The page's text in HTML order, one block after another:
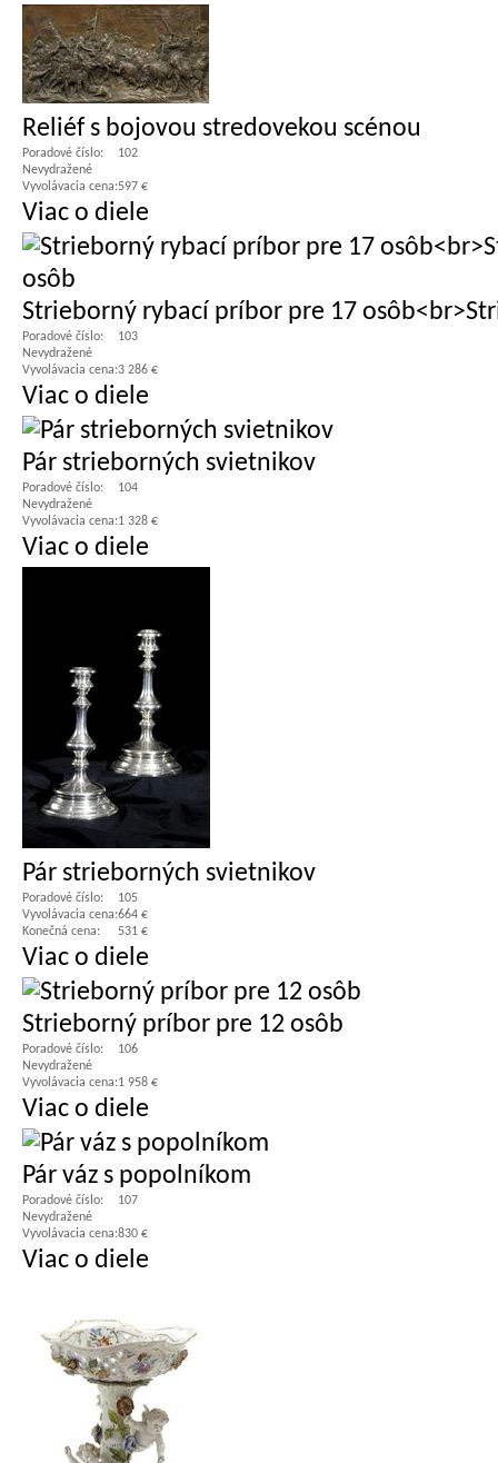
Reliéf s bojovou stredovekou scénou
Poradové číslo:
102
Nevydražené
Vyvolávacia cena:597 €
Viac o diele
Strieborný rybací príbor pre 17
Poradové číslo:
103
Nevydražené
Vyvolávacia cena:3 286 €
Viac o diele
Pár strieborných svietnikov
Poradové číslo:
104
Nevydražené
Vyvolávacia cena:1 328 €
Viac o diele
Pár strieborných svietnikov
Poradové číslo:
105
Vyvolávacia cena:664 €
Konečná cena:
531 €
Viac o diele
Strieborný príbor pre 12 osôb
Poradové číslo:
106
Nevydražené
Vyvolávacia cena:1 958 €
Viac o diele
Pár váz s popolníkom
Poradové číslo:
107
Nevydražené
Vyvolávacia cena:830 €
Viac o diele